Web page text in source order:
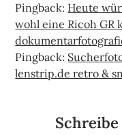
Pingback: Heute
wohl eine Ricoh GR
Pingback:
lenstrip.de retro &